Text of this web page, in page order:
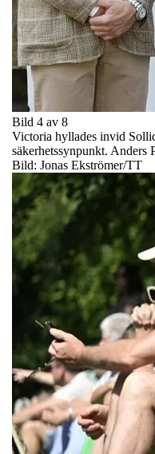
Bild 4 av 8
Victoria hyllades invid
säkerhetssynpunkt. Anders
Bild: Jonas Ekströmer/TT